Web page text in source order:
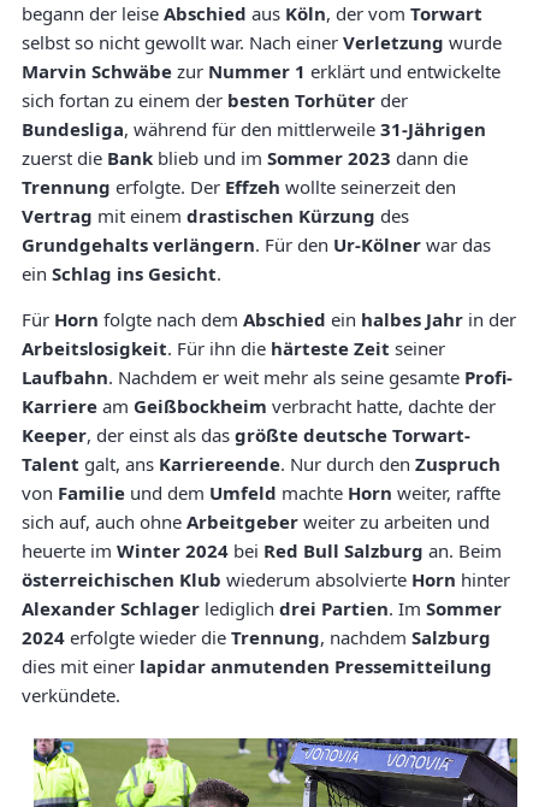
begann der leise Abschied aus Köln, der vom Torwart
selbst so nicht gewollt war. Nach einer Verletzung wurde
Marvin Schwäbe zur Nummer 1 erklärt und entwickelte
sich fortan zu einem der besten Torhüter der
Bundesliga, während für den mittlerweile 31-Jährigen
zuerst die Bank blieb und im Sommer 2023 dann die
Trennung erfolgte. Der Effzeh wollte seinerzeit den
Vertrag mit einem drastischen Kürzung des
Grundgehalts verlängern. Für den Ur-Kölner war das
ein Schlag ins Gesicht.
Für Horn folgte nach dem Abschied ein halbes Jahr in der
Arbeitslosigkeit. Für ihn die härteste Zeit seiner
Laufbahn. Nachdem er weit mehr als seine gesamte Profi-
Karriere am Geißbockheim verbracht hatte, dachte der
Keeper, der einst als das größte deutsche Torwart-
Talent galt, ans Karriereende. Nur durch den Zuspruch
von Familie und dem Umfeld machte Horn weiter, raffte
sich auf, auch ohne Arbeitgeber weiter zu arbeiten und
heuerte im Winter 2024 bei Red Bull Salzburg an. Beim
österreichischen Klub wiederum absolvierte Horn hinter
Alexander Schlager lediglich drei Partien. Im Sommer
2024 erfolgte wieder die Trennung, nachdem Salzburg
dies mit einer lapidar anmutenden Pressemitteilung
verkündete.